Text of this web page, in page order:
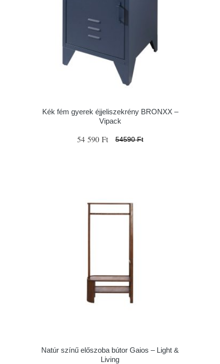
Kék fém gyerek éjjeliszekrény BRONXX –
Vipack
54 590 Ft 54590 Ft
Natúr színű előszoba bútor Gaios – Light &
Living